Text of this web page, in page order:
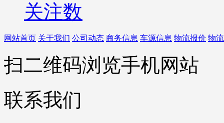
关注数
网站首页 关于我们 公司动态 商务信息 车源信息 物流报价 物
扫二维码浏览手机网站
联系我们